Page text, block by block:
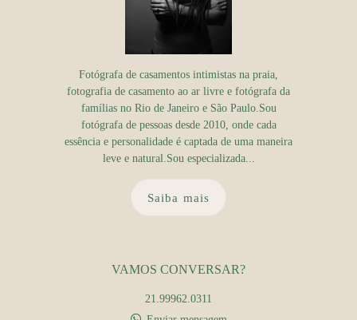
Fotógrafa de casamentos intimistas na praia,
fotografia de casamento ao ar livre e fotógrafa da
famílias no Rio de Janeiro e São Paulo.Sou
fotógrafa de pessoas desde 2010, onde cada
essência e personalidade é captada de uma maneira
leve e natural.Sou especializada...
Saiba mais
VAMOS CONVERSAR?
21.99962.0311